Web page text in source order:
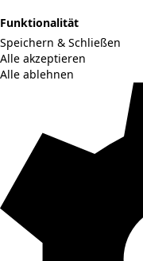
Funktionalität
Speichern & Schließen
Alle akzeptieren
Alle ablehnen